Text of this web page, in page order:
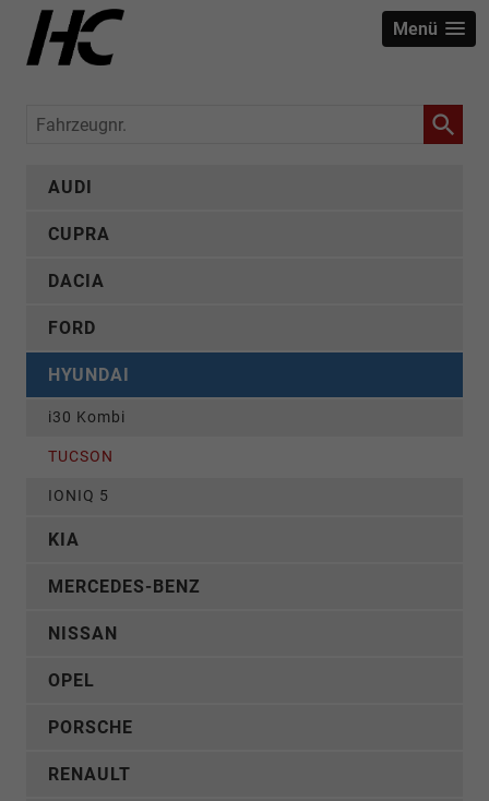
Menü
Fahrzeugnr.
AUDI
CUPRA
DACIA
FORD
HYUNDAI
i30 Kombi
TUCSON
IONIQ 5
KIA
MERCEDES-BENZ
NISSAN
OPEL
PORSCHE
RENAULT